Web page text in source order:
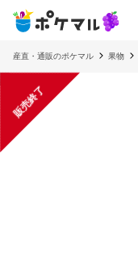
産直・通販のポケマル 果物
販売終了